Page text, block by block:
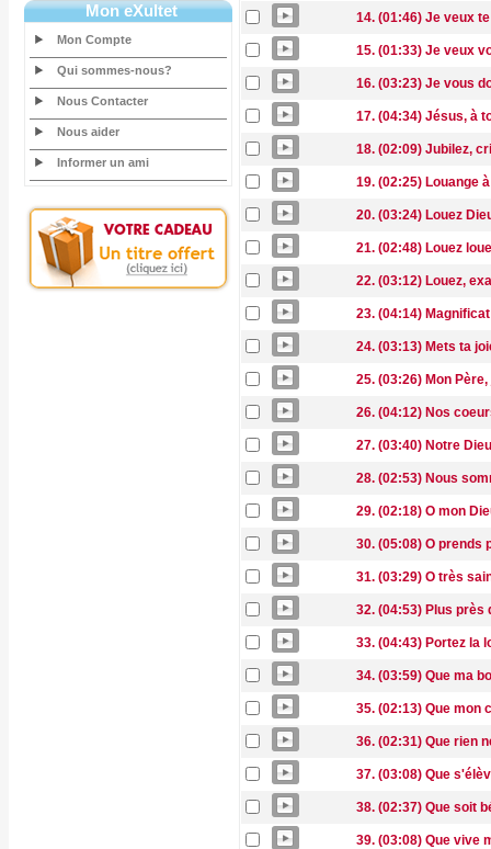
Mon eXultet
Mon Compte
Qui sommes-nous?
Nous Contacter
Nous aider
Informer un ami
14. (01:46) Je veux
15. (01:33) Je veux
16. (03:23) Je vous
17. (04:34) Jésus, à
18. (02:09) Jubilez,
19. (02:25) Louange
20. (03:24) Louez
21. (02:48) Louez
22. (03:12) Louez,
23. (04:14)
24. (03:13) Mets ta
25. (03:26) Mon
26. (04:12) Nos
27. (03:40) Notre
28. (02:53) Nous
29. (02:18) O mon
30. (05:08) O prends
31. (03:29) O très
32. (04:53) Plus près
33. (04:43) Portez la
34. (03:59) Que ma
35. (02:13) Que mon
36. (02:31) Que rien
37. (03:08) Que
38. (02:37) Que soit
39. (03:08) Que vive